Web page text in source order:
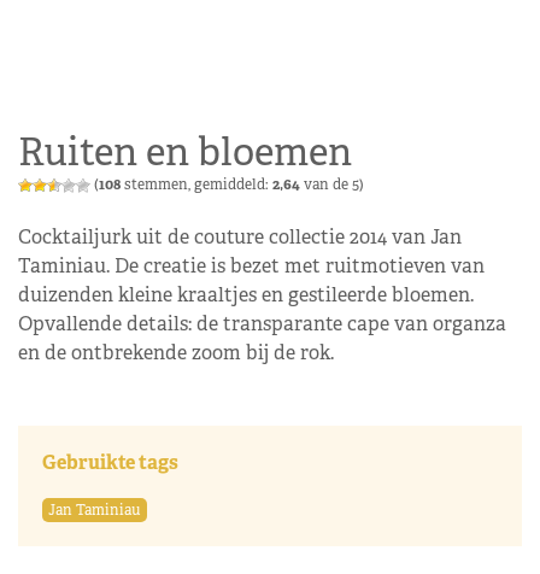
Ruiten en bloemen
(108stemmen, gemiddeld: 2,64van de 5)
Cocktailjurk uit de couture collectie 2014 van Jan
Taminiau. De creatie is bezet met ruitmotieven van
duizenden kleine kraaltjes en gestileerde bloemen.
Opvallende details: de transparante cape van organza
en de ontbrekende zoom bij de rok.
Gebruikte tags
Jan Taminiau